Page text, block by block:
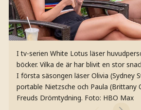
I tv-serien White Lotus läser
böcker. Vilka de är har blivit en stor
I första säsongen läser Olivia (Sydney
portable Nietzsche och Paula (Brittany
Freuds Drömtydning. Foto: HBO Max